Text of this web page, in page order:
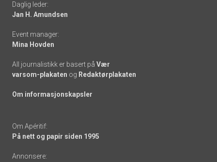
links
Daglig leder:
Jan H. Amundsen
Event manager:
Mina Hovden
All journalistikk er basert på Vær
varsom-plakaten og Redaktørplakaten
Om informasjonskapsler
Om Apéritif:
På nett og papir siden 1995
Annonsere: